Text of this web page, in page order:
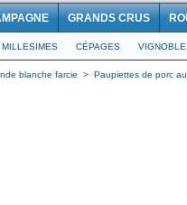
GRANDS CRUS
MILLESIMES CÉPAGES
blanche farcie > Paupiettes de porc